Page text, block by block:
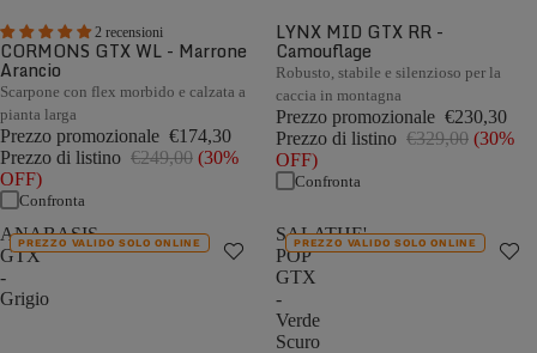
2 recensioni
CORMONS GTX WL - Marrone
Arancio
Scarpone con flex morbido e calzata a
pianta larga
Prezzo promozionale €174,30
Prezzo di listino €249,00 (30%
OFF)
Confronta
LYNX MID GTX RR -
Camouflage
Robusto, stabile e silenzioso per la
caccia in montagna
Prezzo promozionale €230,30
Prezzo di listino €329,00 (30%
OFF)
Confronta
ANABASIS
GTX
-
Grigio
PREZZO VALIDO SOLO ONLINE
SALATHE'
POP
GTX
-
Verde
Scuro
PREZZO VALIDO SOLO ONLINE